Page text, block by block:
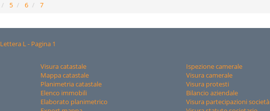
5 6 7
Lettera L - Pagina 1
Visura catastale
Mappa catastale
Planimetria catastale
Elenco immobili
Elaborato planimetrico
Ispezione camerale
Visura camerale
Visura protesti
Bilancio aziendale
Visura partecipazioni società